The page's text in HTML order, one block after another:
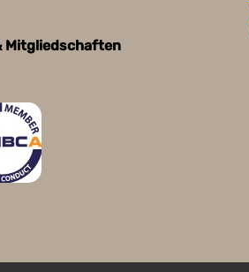
Mitgliedschaften